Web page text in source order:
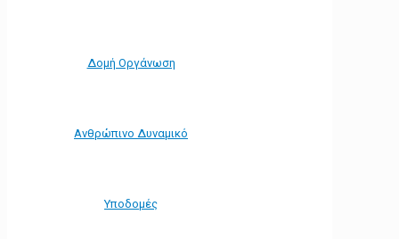
Δομή Οργάνωση
Ανθρώπινο Δυναμικό
Υποδομές